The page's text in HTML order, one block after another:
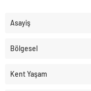
Asayiş
Bölgesel
Kent Yaşam